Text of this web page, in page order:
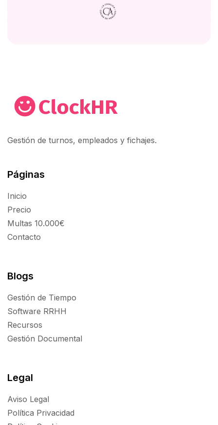
Gestión de turnos, empleados y fichajes.
Páginas
Inicio
Precio
Multas 10.000€
Contacto
Blogs
Gestión de Tiempo
Software RRHH
Recursos
Gestión Documental
Legal
Aviso Legal
Política Privacidad